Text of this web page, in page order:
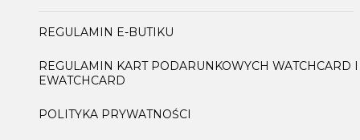
REGULAMIN E-BUTIKU
REGULAMIN KART PODARUNKOWYCH WATCHCARD I
EWATCHCARD
POLITYKA PRYWATNOŚCI